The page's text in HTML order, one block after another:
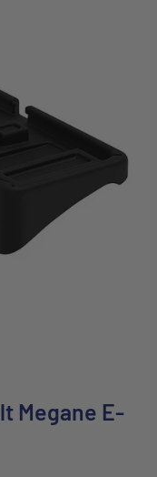
Megane E-